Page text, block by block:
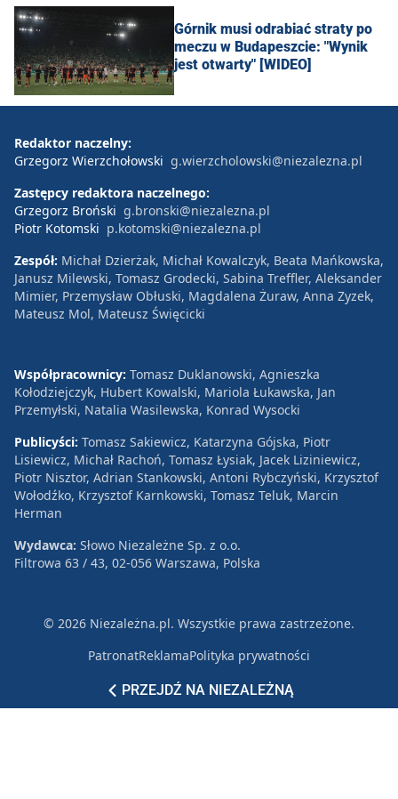
Górnik musi odrabiać straty po
meczu w Budapeszcie: "Wynik
jest otwarty" [WIDEO]
PRZEJDŹ NA NIEZALEŻNĄ
Redaktor naczelny:
Grzegorz Wierzchołowski g.wierzcholowski@niezalezna.pl
Zastępcy redaktora naczelnego:
Grzegorz Broński g.bronski@niezalezna.pl
Piotr Kotomski p.kotomski@niezalezna.pl
Zespół: Michał Dzierżak, Michał Kowalczyk, Beata Mańkowska,
Janusz Milewski, Tomasz Grodecki, Sabina Treffler, Aleksander
Mimier, Przemysław Obłuski, Magdalena Żuraw, Anna Zyzek,
Mateusz Mol, Mateusz Święcicki
Współpracownicy: Tomasz Duklanowski, Agnieszka
Kołodziejczyk, Hubert Kowalski, Mariola Łukawska, Jan
Przemyłski, Natalia Wasilewska, Konrad Wysocki
Publicyści: Tomasz Sakiewicz, Katarzyna Gójska, Piotr
Lisiewicz, Michał Rachoń, Tomasz Łysiak, Jacek Liziniewicz,
Piotr Nisztor, Adrian Stankowski, Antoni Rybczyński, Krzysztof
Wołodźko, Krzysztof Karnkowski, Tomasz Teluk, Marcin
Herman
Wydawca: Słowo Niezależne Sp. z o.o.
Filtrowa 63 / 43, 02-056 Warszawa, Polska
© 2026 Niezależna.pl. Wszystkie prawa zastrzeżone.
PatronatReklamaPolityka prywatności